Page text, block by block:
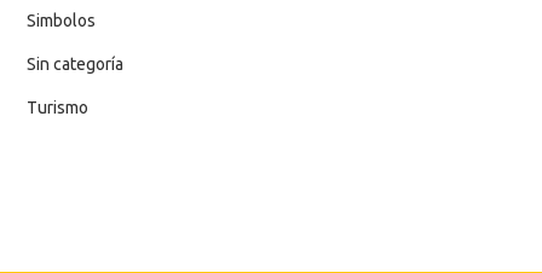
Simbolos
Sin categoría
Turismo